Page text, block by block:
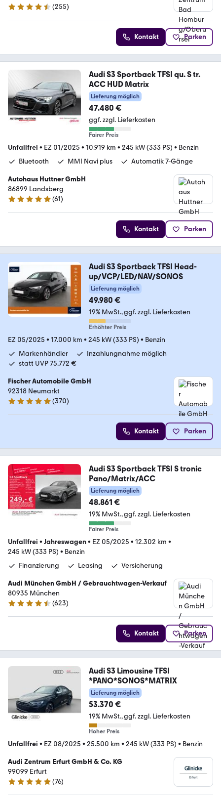
4.6 Sterne
(255)
Kontakt Parken
Audi S3 Sportback TFSI qu. S tr.
ACC HUD Matrix
Lieferung möglich
47.480 €
ggf. zzgl. Lieferkosten
Fairer Preis
Unfallfrei • EZ 01/2025 • 10.919 km • 245 kW (333 PS) • Benzin
Bluetooth
MMI Navi plus Automatik 7-Gänge
Autohaus Huttner GmbH
86899 Landsberg
5 Sterne
(61)
Kontakt Parken
Audi S3 Sportback TFSI Head-
up/VCP/LED/NAV/SONOS
Lieferung möglich
49.980 €
19% MwSt. ggf. zzgl. Lieferkosten
Erhöhter Preis
EZ 05/2025 • 17.000 km • 245 kW (333 PS) • Benzin
Markenhändler
Inzahlungnahme möglich
statt UVP 75.772 €
Fischer Automobile GmbH
92318 Neumarkt
4.8 Sterne
(370)
Kontakt Parken
Audi S3 Sportback TFSI S tronic
Pano/Matrix/ACC
Lieferung möglich
48.861 €
19% MwSt. ggf. zzgl. Lieferkosten
Fairer Preis
Unfallfrei • Jahreswagen• EZ 05/2025 • 12.302 km •
245 kW (333 PS) • Benzin
Finanzierung
Leasing Versicherung
Audi München GmbH / Gebrauchtwagen-Verkauf
80935 München
4.5 Sterne
(623)
Kontakt Parken
Audi S3 Limousine TFSI
*PANO*SONOS*MATRIX
Lieferung möglich
53.370 €
19% MwSt. ggf. zzgl. Lieferkosten
Hoher Preis
Unfallfrei • EZ 08/2025 • 25.500 km • 245 kW (333 PS) • Benzin
Audi Zentrum Erfurt GmbH & Co. KG
99099 Erfurt
5 Sterne
(76)